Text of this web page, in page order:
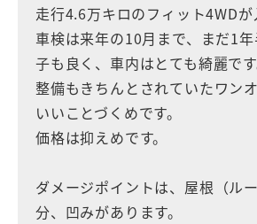
走行4.6万キロのフィット4WDが
車検は来年の10月まで、まだ1
子も良く、車内はとても綺麗です
整備もきちんとされていたワンオ
いいことづくめです。
価格は抑えめです。
ダメージポイントは、屋根（ル
分、凹みがあります。